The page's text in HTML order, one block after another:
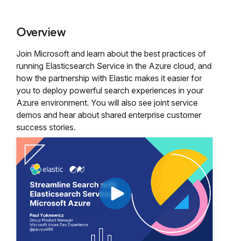
Overview
Join Microsoft and learn about the best practices of
running Elasticsearch Service in the Azure cloud, and
how the partnership with Elastic makes it easier for
you to deploy powerful search experiences in your
Azure environment. You will also see joint service
demos and hear about shared enterprise customer
success stories.